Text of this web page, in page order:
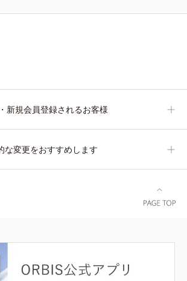
新規会員登録されるお客様
な変更をおすすめします